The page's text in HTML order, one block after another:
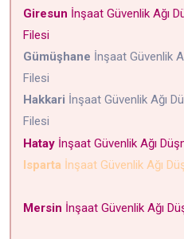
Giresun İnşaat Güvenlik Ağı
Filesi
Gümüşhane İnşaat Güvenlik
Filesi
Hakkari İnşaat Güvenlik Ağı
Filesi
Hatay İnşaat Güvenlik Ağı
Isparta İnşaat Güvenlik Ağı
Mersin İnşaat Güvenlik Ağı